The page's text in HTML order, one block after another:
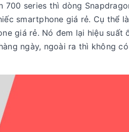
700 series thì dòng
smartphone giá rẻ. Cụ thể
giá rẻ. Nó đem lại hiệu suất
ngày, ngoài ra thì không